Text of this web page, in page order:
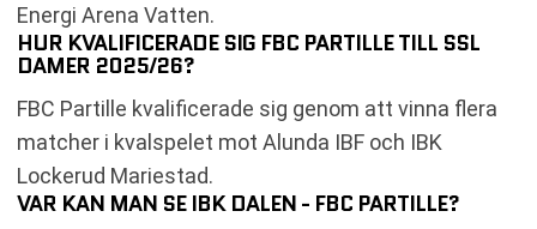
Energi Arena Vatten.
HUR KVALIFICERADE SIG FBC PARTILLE TILL SSL
DAMER 2025/26?
FBC Partille kvalificerade sig genom att vinna flera
matcher i kvalspelet mot Alunda IBF och IBK
Lockerud Mariestad.
VAR KAN MAN SE IBK DALEN - FBC PARTILLE?